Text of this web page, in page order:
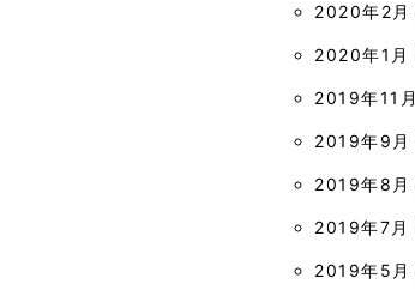
2020年2月
2020年1月
2019年11月
2019年9月
2019年8月
2019年7月
2019年5月